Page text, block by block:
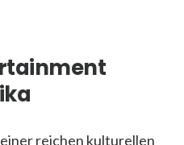
reichen kulturellen